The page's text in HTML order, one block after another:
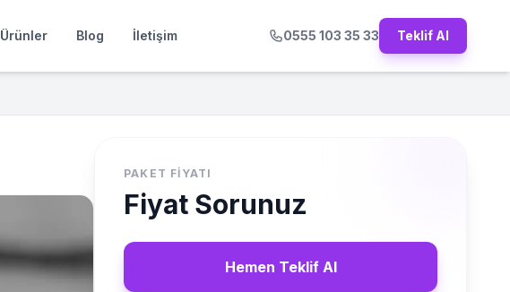
Ürünler Blog İletişim 0555 103 35 33 Teklif Al
PAKET FIYATI
Fiyat Sorunuz
Hemen Teklif Al